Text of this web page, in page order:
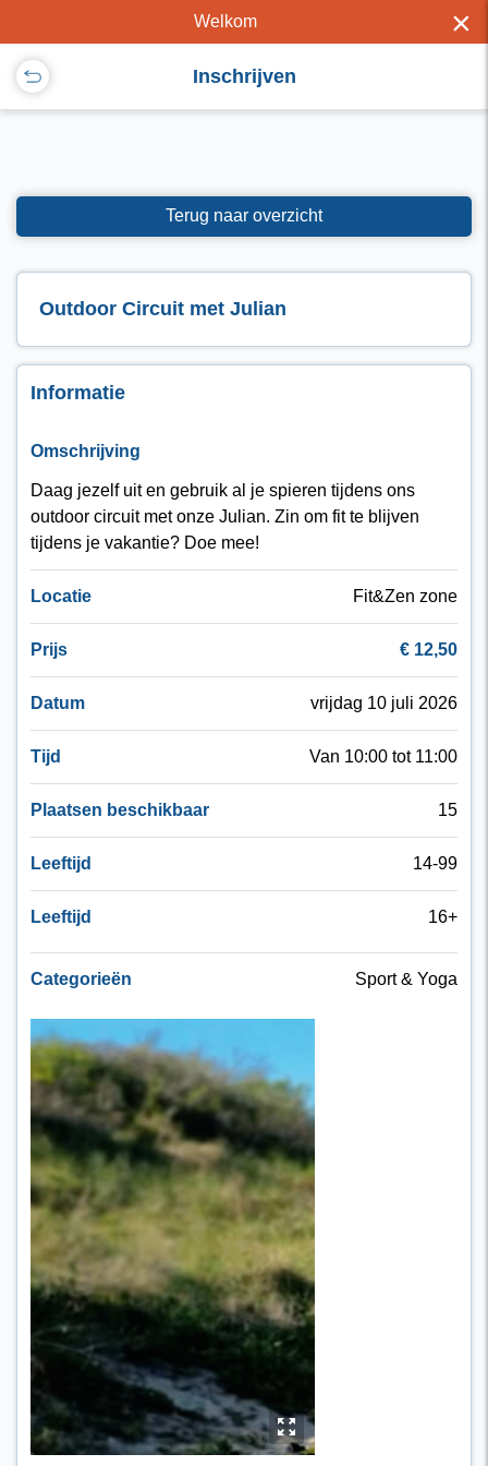
Welkom ×
Inschrijven
Terug naar overzicht
Outdoor Circuit met Julian
Informatie
Omschrijving
Daag jezelf uit en gebruik al je spieren tijdens ons
outdoor circuit met onze Julian. Zin om fit te blijven
tijdens je vakantie? Doe mee!
Locatie Fit&Zen zone
Prijs € 12,50
Datum vrijdag 10 juli 2026
Tijd Van 10:00 tot 11:00
Plaatsen beschikbaar 15
Leeftijd 14-99
Leeftijd 16+
Categorieën Sport & Yoga
y